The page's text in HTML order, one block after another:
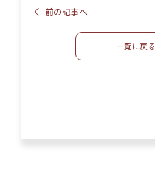
前の記事へ
一覧に戻る